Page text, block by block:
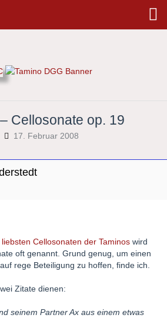
Cellosonate op. 19
17. Februar 2008
liebsten Cellosonaten der Taminos wird
oft genannt. Grund genug, um einen
rege Beteiligung zu hoffen, finde ich.
Zitate dienen:
seinem Partner Ax aus einem etwas